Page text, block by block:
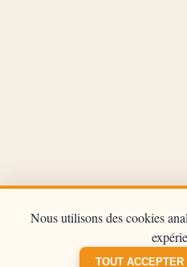
Le Cheval de la Réunion
Nous utilisons des cookies
TOUT ACCEPTER